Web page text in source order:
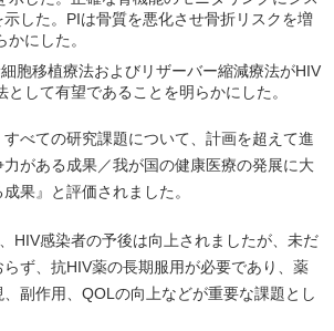
示した。PIは骨質を悪化させ骨折リスクを増
にした。
胞移植療法およびリザーバー縮減療法がHIV
として有望であることを明らかにした。
べての研究課題について、計画を超えて進
がある成果／我が国の健康医療の発展に大
果』と評価されました。
HIV感染者の予後は向上されましたが、未だ
ず、抗HIV薬の長期服用が必要であり、薬
副作用、QOLの向上などが重要な課題とし